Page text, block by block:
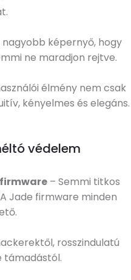
nagyobb képernyő, hogy
ne maradjon rejtve.
élmény nem csak
kényelmes és elegáns.
védelem
– Semmi titkos
Jade firmware minden
rosszindulatú
támadástól.